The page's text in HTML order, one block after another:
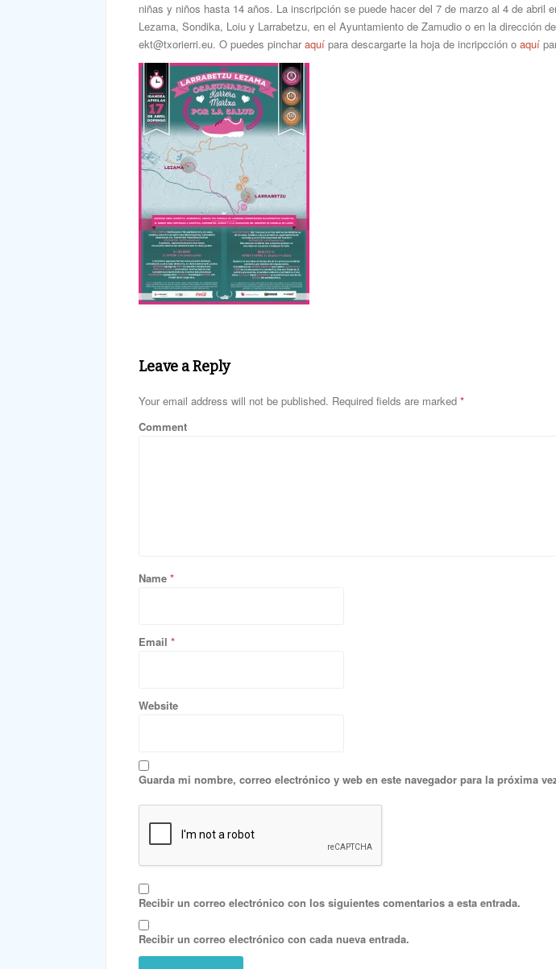
niñas y niños hasta 14 años. La inscripción se puede hacer del 7 de marzo al 4 de abril
Lezama, Sondika, Loiu y Larrabetzu, en el Ayuntamiento de Zamudio o en la dirección
ekt@txorierri.eu. O puedes pincharaquí para descargarte la hoja de incripcción o aquí
Leave a Reply
Your email address will not be published. Required fields are marked *
Comment
Name *
Email *
Website
Guarda mi nombre, correo electrónico y web en este navegador para la próxima
Recibir un correo electrónico con los siguientes comentarios a esta entrada.
Recibir un correo electrónico con cada nueva entrada.